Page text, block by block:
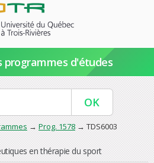
programmes d'études
→ Prog. 1578 → TDS6003
en thérapie du sport